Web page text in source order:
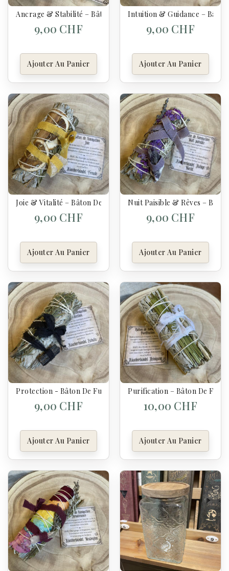
Ancrage & Stabilité – Bâton De Fumigation – Sauge Blanche,
9,00 CHF
Ajouter Au Panier
Intuition & Guidance – Bâton
9,00 CHF
Ajouter Au Panier
Joie & Vitalité – Bâton De Fumigation – Sauge Blanche,
9,00 CHF
Ajouter Au Panier
Nuit Paisible & Rêves –
9,00 CHF
Ajouter Au Panier
Protection - Bâton De Fumigation – Sauge Blanche, Copal &
9,00 CHF
Ajouter Au Panier
Purification – Bâton De
10,00 CHF
Ajouter Au Panier